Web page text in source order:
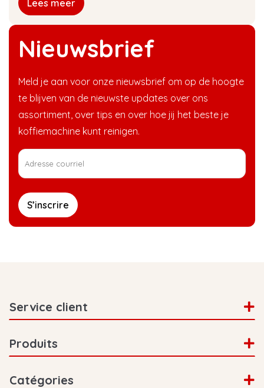
Nieuwsbrief
Meld je aan voor onze nieuwsbrief om op de hoogte
te blijven van de nieuwste updates over ons
assortiment, over tips en over hoe jij het beste je
koffiemachine kunt reinigen.
S’inscrire
Lees meer
Service client
Produits
Catégories